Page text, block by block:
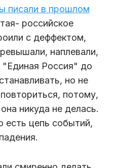
писали в прошлом
российское
с деффектом,
наплевали,
Россия" до
но не
потому,
никуда не делась.
есть цепь событий,